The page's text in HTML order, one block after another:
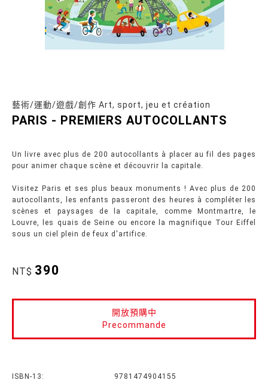
藝術/運動/遊戲/創作 Art, sport, jeu et création
PARIS - PREMIERS AUTOCOLLANTS
Un livre avec plus de 200 autocollants à placer au fil des pages
pour animer chaque scène et découvrir la capitale.
Visitez Paris et ses plus beaux monuments ! Avec plus de 200
autocollants, les enfants passeront des heures à compléter les
scènes et paysages de la capitale, comme Montmartre, le
Louvre, les quais de Seine ou encore la magnifique Tour Eiffel
sous un ciel plein de feux d'artifice.
NT$ 390
開放預購中
Precommande
ISBN-13:
9781474904155